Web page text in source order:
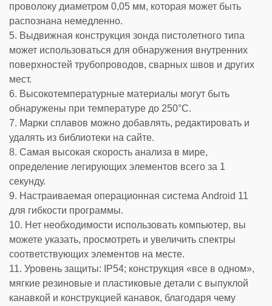
проволоку диаметром 0,05 мм, которая может быть
распознана немедленно.
5. Выдвижная конструкция зонда пистолетного типа
может использоваться для обнаружения внутренних
поверхностей трубопроводов, сварных швов и других
мест.
6. Высокотемпературные материалы могут быть
обнаружены при температуре до 250°C.
7. Марки сплавов можно добавлять, редактировать и
удалять из библиотеки на сайте.
8. Самая высокая скорость анализа в мире,
определение легирующих элементов всего за 1
секунду.
9. Настраиваемая операционная система Android 11
для гибкости программы.
10. Нет необходимости использовать компьютер, вы
можете указать, просмотреть и увеличить спектры
соответствующих элементов на месте.
11. Уровень защиты: IP54; конструкция «все в одном»,
мягкие резиновые и пластиковые детали с выпуклой
канавкой и конструкцией канавок, благодаря чему